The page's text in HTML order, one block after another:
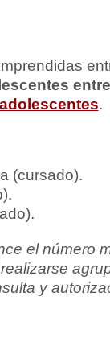
.
(cursado).
el número
y